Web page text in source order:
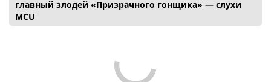
главный злодей «Призрачного гонщика» — слухи
MCU